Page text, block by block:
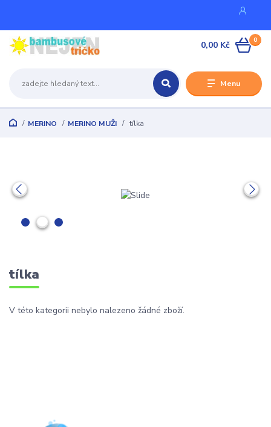
Menu
0
0,00 Kč
MERINO MERINO MUŽI tílka
tílka
V této kategorii nebylo nalezeno žádné zboží.